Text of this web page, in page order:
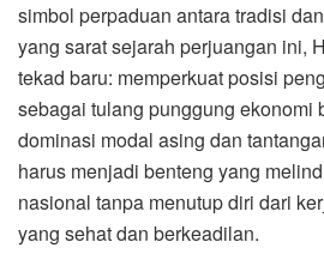
simbol perpaduan antara tradisi
yang sarat sejarah perjuangan ini,
tekad baru: memperkuat posisi
sebagai tulang punggung ekonomi
dominasi modal asing dan
harus menjadi benteng yang
nasional tanpa menutup diri dari
yang sehat dan berkeadilan.